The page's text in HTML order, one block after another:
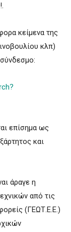
!.
κείμενα της
κλπ)
επίσημα ως
και
άραγε η
από τις
(ΓΕΩΤ.Ε.Ε.)